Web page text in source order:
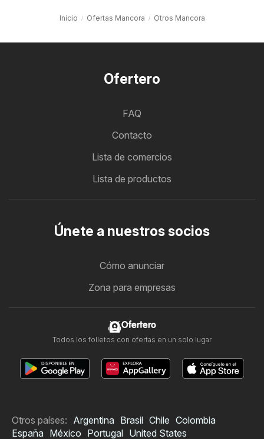
Inicio Ofertas Mancora Otros Mancora
Ofertero
FAQ
Contacto
Lista de comercios
Lista de productos
Únete a nuestros socios
Cómo anunciar
Zona para empresas
Ofertero
Todos los folletos con ofertas en un solo lugar
Otros países: Argentina Brasil Chile Colombia
España México Portugal United States